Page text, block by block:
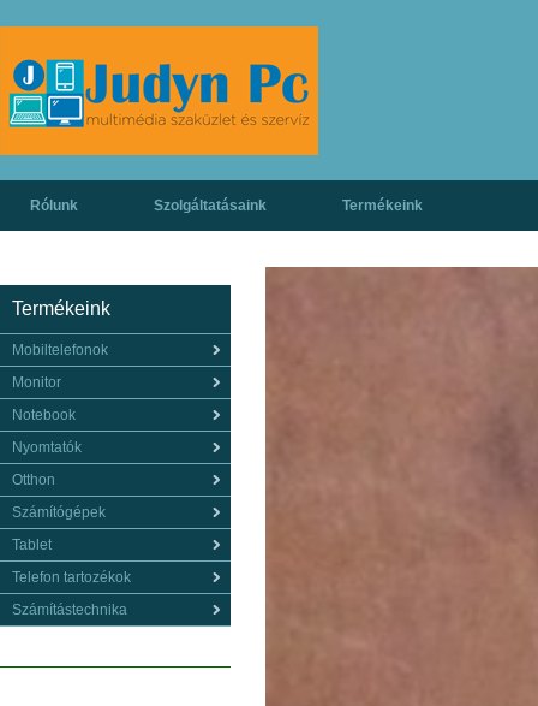
Rólunk Szolgáltatásaink Termékeink
Termékeink
Mobiltelefonok
Monitor
Notebook
Nyomtatók
Otthon
Számítógépek
Tablet
Telefon tartozékok
Számítástechnika